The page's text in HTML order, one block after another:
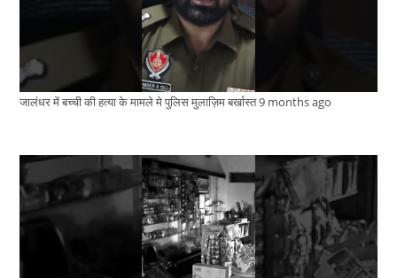
जालंधर में बच्ची की हत्या के मामले मे पुलिस मुलाज़िम बर्खास्त9 months ago